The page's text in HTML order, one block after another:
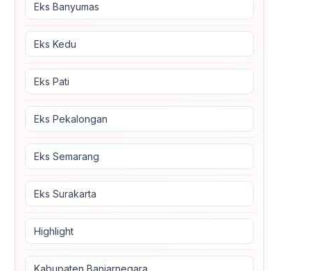
Eks Banyumas
Eks Kedu
Eks Pati
Eks Pekalongan
Eks Semarang
Eks Surakarta
Highlight
Kabupaten Banjarnegara